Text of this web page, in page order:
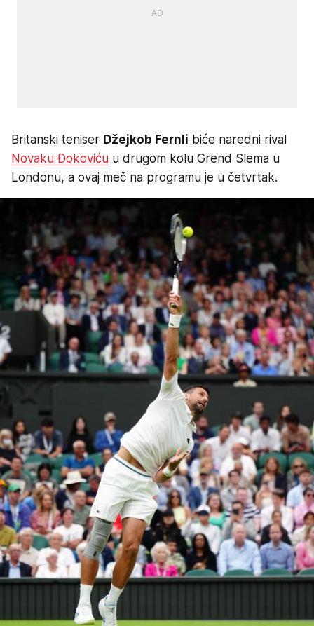
Britanski teniser Džejkob Fernli biće naredni rival
Novaku Đokoviću u drugom kolu Grend Slema u
Londonu, a ovaj meč na programu je u četvrtak.